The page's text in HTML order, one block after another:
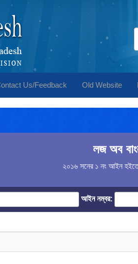
Us/Feedback Old Website
লজ অব
২০১৬ সনের ১ নং আইন
আইন নম্বর: